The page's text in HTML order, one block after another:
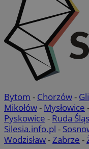
Bytom - Chorzów-
Mikołów- Mysłowice -
Pyskowice - Ruda
Silesia.info.pl -
Wodzisław-Zabrze -